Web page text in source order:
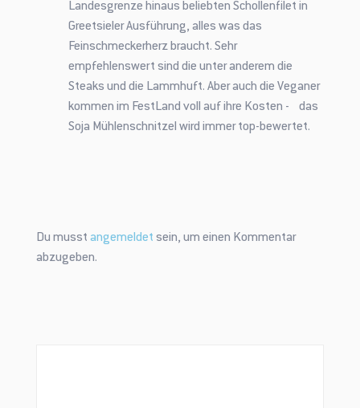
Landesgrenze hinaus beliebten Schollenfilet in
Greetsieler Ausführung, alles was das
Feinschmeckerherz braucht. Sehr
empfehlenswert sind die unter anderem die
Steaks und die Lammhuft. Aber auch die Veganer
kommen im FestLand voll auf ihre Kosten - das
Soja Mühlenschnitzel wird immer top-bewertet.
Du musst angemeldet sein, um einen Kommentar
abzugeben.